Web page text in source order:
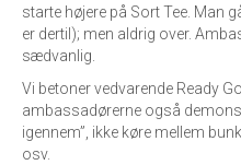
starte højere på Sort Tee. Man
er dertil); men aldrig over.
sædvanlig.
Vi betoner vedvarende Ready
ambassadørerne også
igennem”, ikke køre mellem
osv.